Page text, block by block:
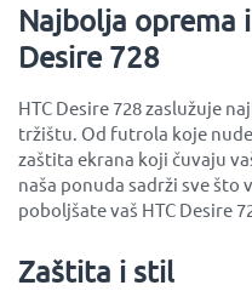
Najbolja oprema
Desire 728
HTC Desire 728 zaslužuje
tržištu. Od futrola koje
zaštita ekrana koji čuvaju
naša ponuda sadrži sve
poboljšate vaš HTC Desire
Zaštita i stil